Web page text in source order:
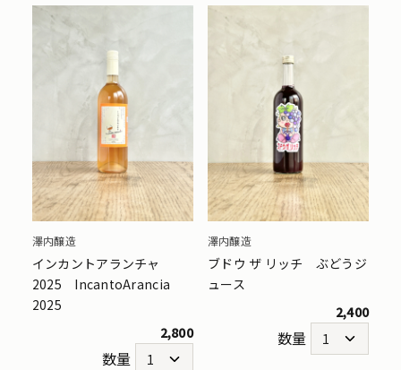
澤内醸造
インカントアランチャ
2025 IncantoArancia
2025
2,800
数量
澤内醸造
ブドウ ザ リッチ ぶどうジ
ュース
2,400
数量